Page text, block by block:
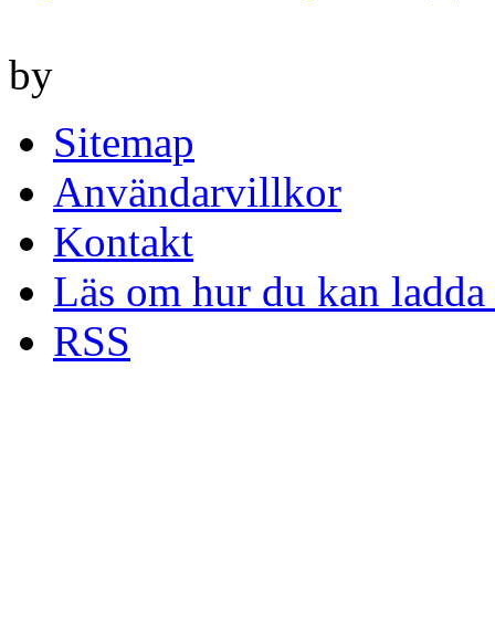
by
Sitemap
Användarvillkor
Kontakt
Läs om hur du kan
RSS